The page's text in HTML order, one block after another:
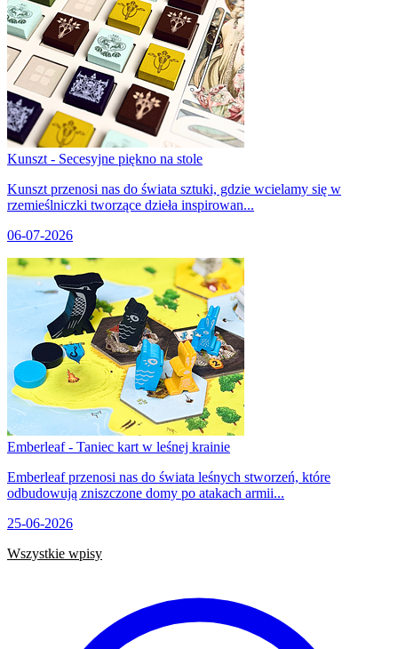
Kunszt - Secesyjne piękno na stole
Kunszt przenosi nas do świata sztuki, gdzie wcielamy się w
rzemieślniczki tworzące dzieła inspirowan...
06-07-2026
Emberleaf - Taniec kart w leśnej krainie
Emberleaf przenosi nas do świata leśnych stworzeń, które
odbudowują zniszczone domy po atakach armii...
25-06-2026
Wszystkie wpisy